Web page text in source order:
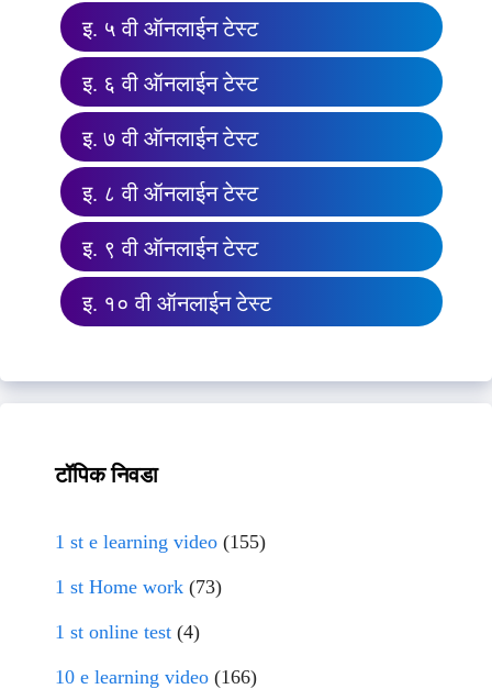
इ. ५ वी ऑनलाईन टेस्ट
इ. ६ वी ऑनलाईन टेस्ट
इ. ७ वी ऑनलाईन टेस्ट
इ. ८ वी ऑनलाईन टेस्ट
इ. ९ वी ऑनलाईन टेस्ट
इ. १० वी ऑनलाईन टेस्ट
टॉपिक निवडा
1 st e learning video (155)
1 st Home work (73)
1 st online test (4)
10 e learning video (166)